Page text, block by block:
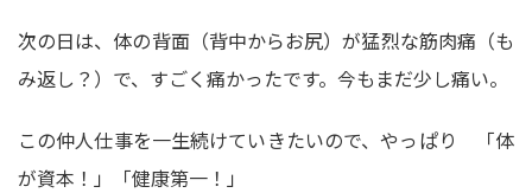
次の日は、体の背面（背中からお尻）が猛烈な筋肉痛（も
み返し？）で、すごく痛かったです。今もまだ少し痛い。
この仲人仕事を一生続けていきたいので、やっぱり 「体
が資本！」「健康第一！」